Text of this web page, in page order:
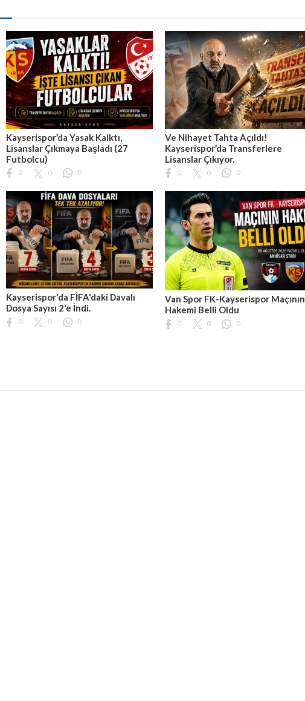
Kayserispor’da Yasak Kalktı,
Lisanslar Çıkmaya Başladı (27
Futbolcu)
0 0 0
Ve Nihayet Tahta Açıldı!
Kayserispor’da Transferlere
Lisanslar Çıkıyor.
0 0 0
Kayserispor'da FİFA'daki Davalı
Dosya Sayısı 2'e İndi.
0 0 0
Van Spor FK-Kayserispor Maçının
Hakemi Belli Oldu
0 0 0